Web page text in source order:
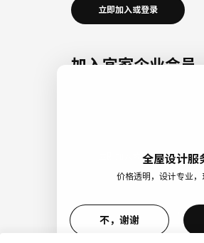
立即加入或登录
加入宜家企业会员
立即加入或登录全屋设计服
价格透明，设计专业，
不，谢谢